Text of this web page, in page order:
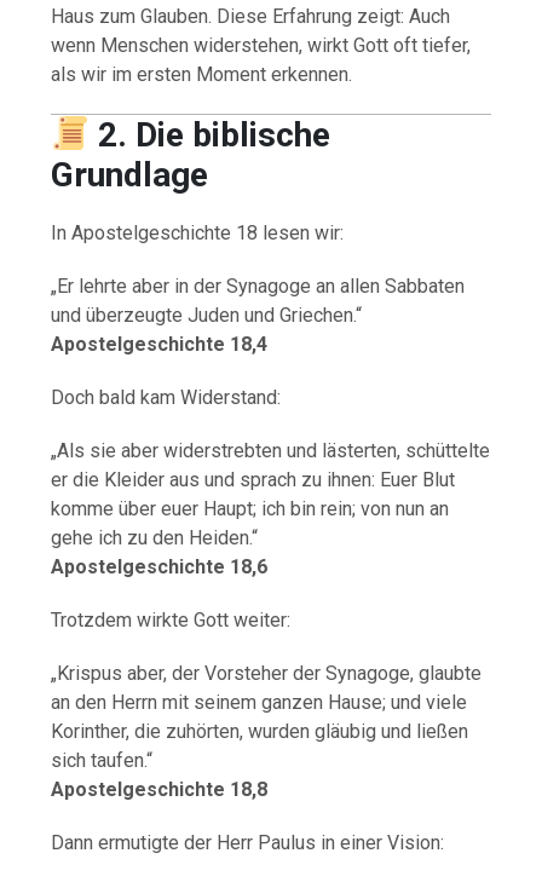
Haus zum Glauben. Diese Erfahrung zeigt: Auch
wenn Menschen widerstehen, wirkt Gott oft tiefer,
als wir im ersten Moment erkennen.
2. Die biblische
Grundlage
In Apostelgeschichte 18 lesen wir:
„Er lehrte aber in der Synagoge an allen Sabbaten
und überzeugte Juden und Griechen.“
Apostelgeschichte 18,4
Doch bald kam Widerstand:
„Als sie aber widerstrebten und lästerten, schüttelte
er die Kleider aus und sprach zu ihnen: Euer Blut
komme über euer Haupt; ich bin rein; von nun an
gehe ich zu den Heiden.“
Apostelgeschichte 18,6
Trotzdem wirkte Gott weiter:
„Krispus aber, der Vorsteher der Synagoge, glaubte
an den Herrn mit seinem ganzen Hause; und viele
Korinther, die zuhörten, wurden gläubig und ließen
sich taufen.“
Apostelgeschichte 18,8
Dann ermutigte der Herr Paulus in einer Vision: